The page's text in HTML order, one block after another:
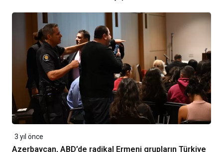
3 yıl önce
Azerbaycan, ABD’de radikal Ermeni grupların Türkiye